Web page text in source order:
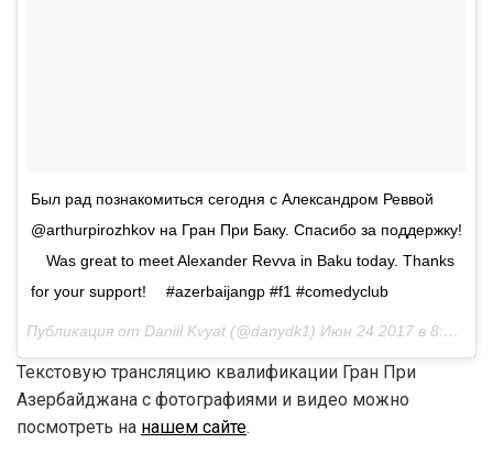
Был рад познакомиться сегодня с Александром Реввой
@arthurpirozhkov на Гран При Баку. Спасибо за поддержку!
⠀ Was great to meet Alexander Revva in Baku today. Thanks
for your support! ⠀ #azerbaijangp #f1 #comedyclub
Публикация от Daniil Kvyat (@danydk1) Июн 24 2017 в 8:29 PDT
Текстовую трансляцию квалификации Гран При
Азербайджана с фотографиями и видео можно
посмотреть на нашем сайте.